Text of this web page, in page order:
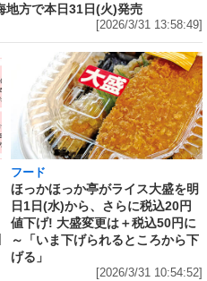
地方で本日31日(火)発売
[2026/3/31 13:58:49]
フード
ほっかほっか亭がライス大盛を明
日1日(水)から、さらに税込20円
値下げ! 大盛変更は＋税込50円に
～「いま下げられるところから下
げる」
[2026/3/31 10:54:52]